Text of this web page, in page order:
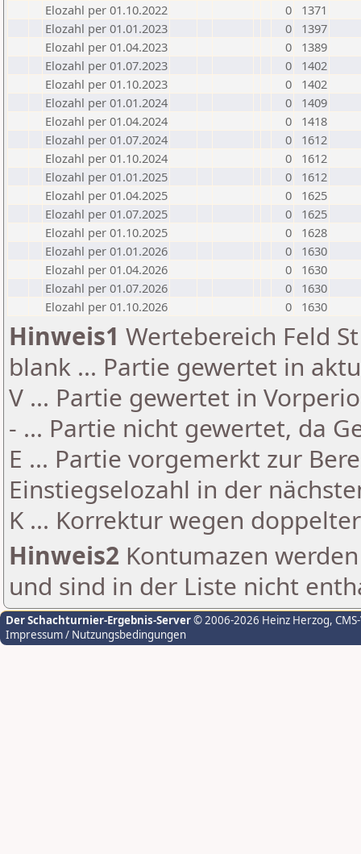
Elozahl per 01.10.2022
0
1371
Elozahl per 01.01.2023
0
1397
Elozahl per 01.04.2023
0
1389
Elozahl per 01.07.2023
0
1402
Elozahl per 01.10.2023
0
1402
Elozahl per 01.01.2024
0
1409
Elozahl per 01.04.2024
0
1418
Elozahl per 01.07.2024
0
1612
Elozahl per 01.10.2024
0
1612
Elozahl per 01.01.2025
0
1612
Elozahl per 01.04.2025
0
1625
Elozahl per 01.07.2025
0
1625
Elozahl per 01.10.2025
0
1628
Elozahl per 01.01.2026
0
1630
Elozahl per 01.04.2026
0
1630
Elozahl per 01.07.2026
0
1630
Elozahl per 01.10.2026
0 1630
Hinweis1 Wertebereich Feld
blank ... Partie gewertet in
V ... Partie gewertet in
- ... Partie nicht gewertet, da
E ... Partie vorgemerkt zur
Einstiegselozahl in der
K ... Korrektur wegen
Hinweis2 Kontumazen
und sind in der Liste nicht
Der Schachturnier-Ergebnis-Server© 2006-2026 Heinz Herzog,
Impressum / Nutzungsbedingungen